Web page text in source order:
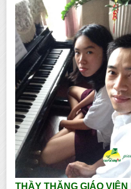
THẦY THĂNG GIÁO VIÊN